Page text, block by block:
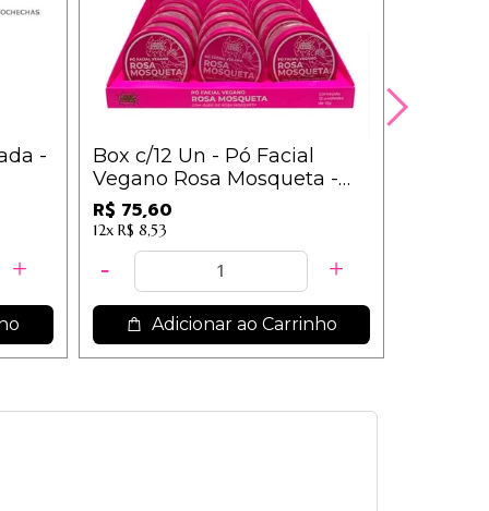
-
Box c/12 Un - Pó Facial
Vegano Rosa Mosqueta -
Super Poderes / 6,30
R$ 75,60
12x R$ 8,53
Adicionar ao Carrinho